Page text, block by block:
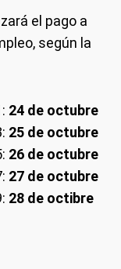
el pago a
según la
24 de octubre
25 de octubre
26 de octubre
27 de octubre
28 de octibre